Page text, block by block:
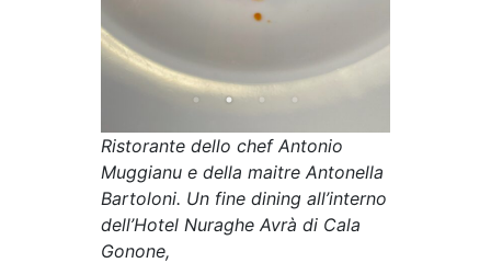
Ristorante dello chef Antonio
Muggianu e della maitre Antonella
Bartoloni. Un fine dining all’interno
dell’Hotel Nuraghe Avrà di Cala
Gonone,